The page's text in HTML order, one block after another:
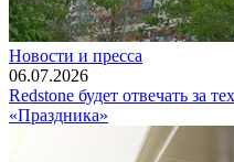
Новости и пресса
06.07.2026
Redstone будет отвечать за
«Праздника»